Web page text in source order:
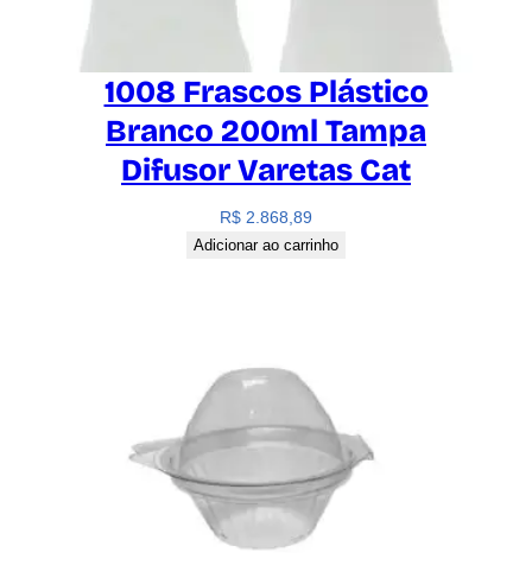
1008 Frascos Plástico
Branco 200ml Tampa
Difusor Varetas Cat
R$ 2.868,89
Adicionar ao carrinho